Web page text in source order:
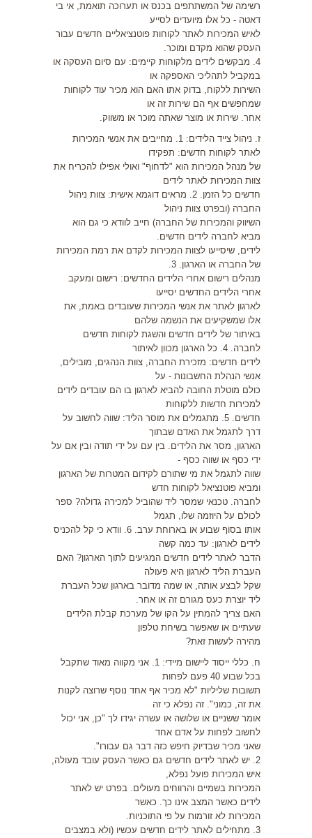
רשימה של המשתתפים בכנס או תערוכה תואמת, אי בי
דאטה - כל אלו מיועדים לסייע
לאיש המכירות לאתר לקוחות פוטנציאליים חדשים עבור
העסק שהוא מקדם ומוכר.
4. מבקשים לידים מלקוחות קיימים: עם סיום העסקה או
במקביל לתהליכי האספקה או
השירות ללקוח, בדוק אתו האם הוא מכיר עוד לקוחות
שמחפשים אף הם שירות זה או
אחר. שירות או מוצר שאתה מוכר או משווק.
ז. ניהול צייד הלידים: 1. מחייבים את אנשי המכירות
לאתר לקוחות חדשים: תפקידו
של מנהל המכירות הוא "לדחוף" ואולי אפילו להכריח את
צוות המכירות לאתר לידים
חדשים כל הזמן. 2. מראים דוגמא אישית: צוות ניהול
החברה (ובפרט צוות ניהול
השיווק והמכירות של החברה) חייב לוודא כי גם הוא
מביא לחברה לידים חדשים.
לידים, שיסייעו לצוות המכירות לקדם את רמת המכירות
של החברה או הארגון. 3.
מנהלים רישום אחרי הלידים החדשים: רישום ומעקב
אחרי הלידים החדשים יסייעו
לארגון לאתר את אנשי המכירות שעובדים באמת, את
אלו שמשקיעים את הנשמה שלהם
באיתור של לידים חדשים והשגת לקוחות חדשים
לחברה. 4. כל הארגון מכוון לאיתור
לידים חדשים: מזכירת החברה, צוות הנהגים, מובילים,
אנשי הנהלת החשבונות - על
כולם מוטלת החובה להביא לארגון בו הם עובדים לידים
למכירות חדשות ללקוחות
חדשים. 5. מתגמלים את מוסר הליד: שווה לחשוב על
דרך לתגמל את האדם שבתוך
הארגון, מסר את הלידים. בין עם על ידי תודה ובין אם על
ידי כסף או שווה כסף -
שווה לתגמל את מי שתורם לקידום המטרות של הארגון
ומביא פוטנציאל לקוחות חדש
לחברה. טכנאי שמסר ליד שהוביל למכירה גדולה? ספר
לכולם על היוזמה שלו, תגמל
אותו בסוף שבוע או בארוחת ערב. 6. וודא כי קל להכניס
לידים לארגון: עד כמה קשה
הדבר לאתר לידים חדשים המגיעים לתוך הארגון? האם
העברת הליד לארגון היא פעולה
שקל לבצע אותה, או שמה מדובר בארגון שכל העברת
ליד יוצרת כעס מגורם זה או אחר.
האם צריך להמתין על הקו של מערכת קבלת הלידים
שעתיים או שאפשר בשיחת טלפון
מהירה לעשות זאת?
ח. כללי ייסוד ליישום מיידי: 1. אני מקווה מאוד שתקבל
בכל שבוע 40 פעם לפחות
תשובות שליליות "לא מכיר אף אחד נוסף שרוצה לקנות
את זה, כמוני". זה נפלא כי זה
אומר ששניים או שלושה או עשרה יגידו לך "כן, אני יכול
לחשוב לפחות על אדם אחד
שאני מכיר שבדיוק חיפש כזה דבר גם עבורו".
2. יש לאתר לידים חדשים גם כאשר העסק עובד מעולה,
איש המכירות פועל נפלא,
המכירות בשמיים והרווחים מעולים. בפרט יש לאתר
לידים כאשר המצב אינו כך. כאשר
המכירות לא זורמות על פי התוכניות.
3. מתחילים לאתר לידים חדשים עכשיו (ולא במצבים